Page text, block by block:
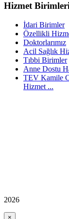
Hizmet
İdari Birimler
Özellikli
Doktorlarımız
Acil Sağlık
Tıbbi Birimler
Anne Dostu
TEV Kamile
Hizmet ...
2026
×